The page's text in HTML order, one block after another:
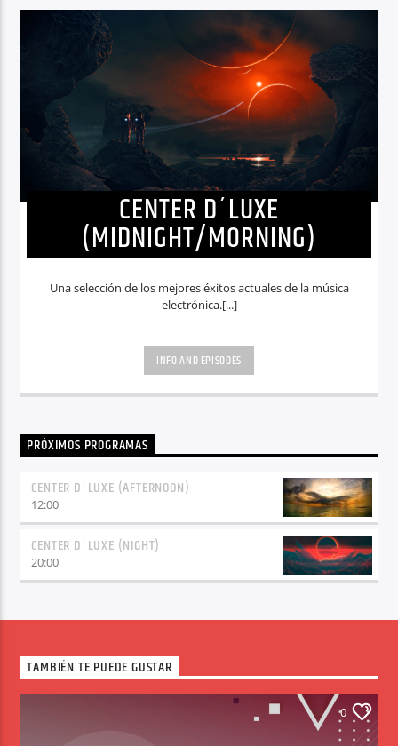
CENTER D´LUXE
(MIDNIGHT/MORNING)
Una selección de los mejores éxitos actuales de la música
electrónica.[...]
INFO AND EPISODES
PRÓXIMOS PROGRAMAS
CENTER D´LUXE (AFTERNOON)
12:00
CENTER D´LUXE (NIGHT)
20:00
TAMBIÉN TE PUEDE GUSTAR
0